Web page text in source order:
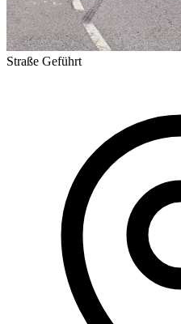
Straße Geführt